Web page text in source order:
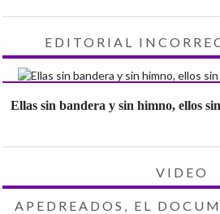
EDITORIAL
Ellas sin bandera y sin himno, ellos
VIDEO
APEDREADOS, EL